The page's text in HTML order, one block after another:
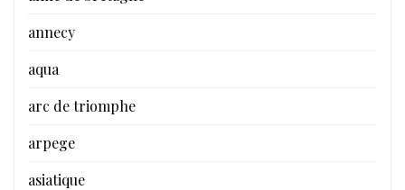
annecy
aqua
arc de triomphe
arpege
asiatique